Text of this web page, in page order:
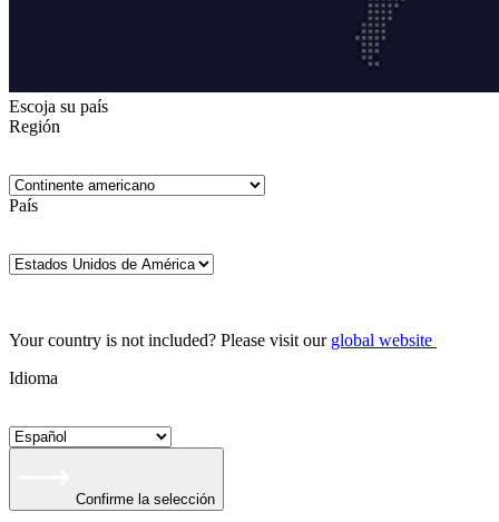
Escoja su país
Región
País
Your country is not included? Please visit our global website
Idioma
Confirme la selección